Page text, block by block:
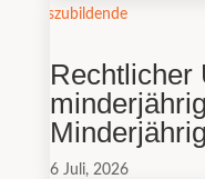
Rechtlicher
6 Juli, 2026